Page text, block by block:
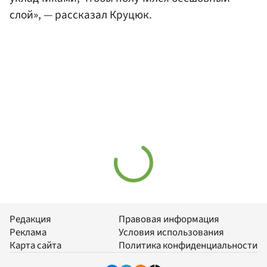
слой», — рассказал Круцюк.
Редакция
Реклама
Карта сайта
Правовая информация
Условия использования
Политика конфиденциальности